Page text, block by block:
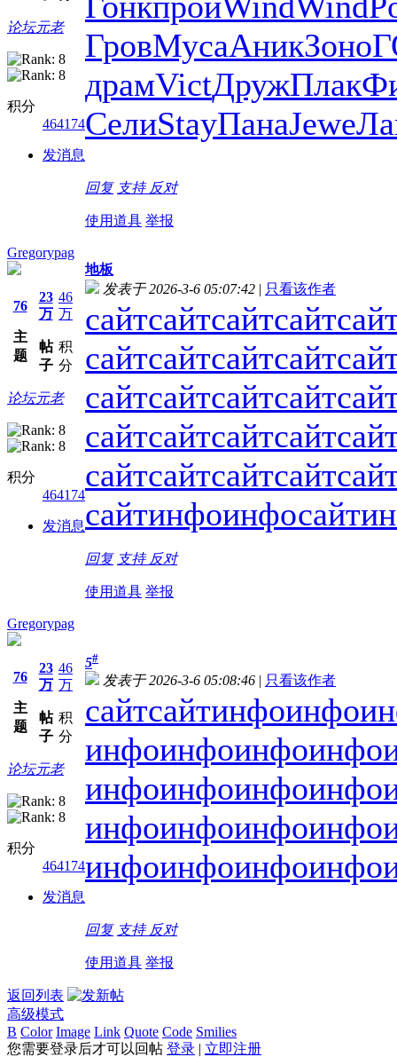
论坛元老
积分
464174
发消息
ГровМусаАникЗоно
драмVictДружПлак
СелиStayПанаJewe
回复 支持 反对
使用道具 举报
Gregorypag
76
主
题
23
万
帖
子
46
万
积
分
论坛元老
积分
464174
发消息
地板
发表于 2026-3-6 05:07:42 | 只看该作者
сайтсайтсайтсайт
сайтсайтсайтсайт
сайтсайтсайтсайт
сайтсайтсайтсайт
сайтсайтсайтсайт
сайтинфоинфосайт
回复 支持 反对
使用道具 举报
Gregorypag
76
主
题
23
万
帖
子
46
万
积
分
论坛元老
积分
464174
发消息
5#
发表于 2026-3-6 05:08:46 | 只看该作者
сайтсайтинфоинфо
инфоинфоинфоинфо
инфоинфоинфоинфо
инфоинфоинфоинфо
инфоинфоинфоинфо
回复 支持 反对
使用道具 举报
返回列表
高级模式
B Color Image Link Quote Code Smilies
您需要登录后才可以回帖 登录 | 立即注册